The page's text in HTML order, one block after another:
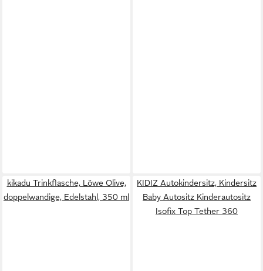
kikadu Trinkflasche, Löwe Olive,
doppelwandige, Edelstahl, 350 ml
KIDIZ Autokindersitz, Kindersitz
Baby Autositz Kinderautositz
Isofix Top Tether 360